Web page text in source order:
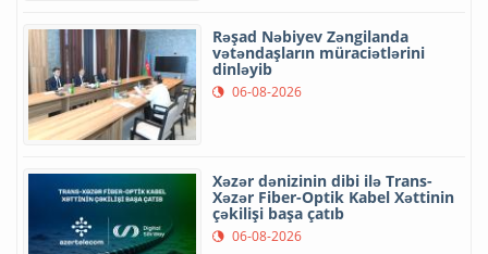
Rəşad Nəbiyev Zəngilanda
vətəndaşların müraciətlərini
dinləyib
06-08-2026
Xəzər dənizinin dibi ilə Trans-
Xəzər Fiber-Optik Kabel Xəttinin
çəkilişi başa çatıb
06-08-2026